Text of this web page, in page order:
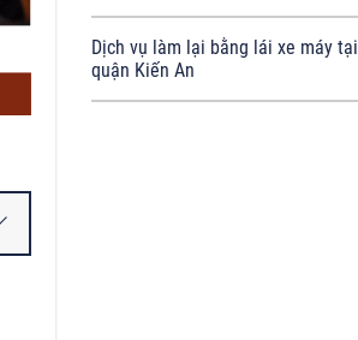
Dịch vụ làm lại bằng lái xe máy tại
quận Kiến An